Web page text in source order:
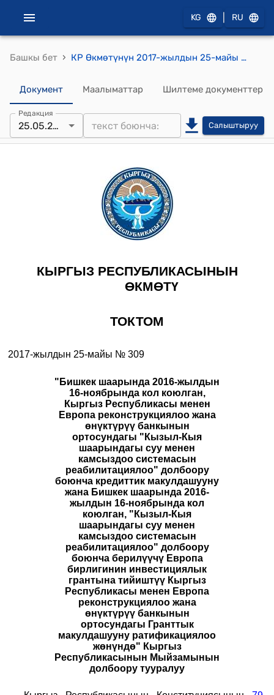
KG RU
Башкы бет › КР Өкмөтүнүн 2017-жылдын 25-майы № 309 "Бишкек шаарында 2016-жылдын 16-ноябрында кол коюлган, Кыргыз Республикасы менен Европа реконструкциялоо жана өнүктүрүү банкынын ортосундагы "Кызыл-Кыя шаарындагы суу менен камсыздоо системасын реабилитациялоо" долбоору боюнча кредиттик макулдашууну жана Бишкек шаарында 2016-жылдын 16-ноябрында кол коюлган, "Кызыл-Кыя шаарындагы суу менен камсыздоо системасын реабилитациялоо" долбоору боюнча берилүүчү Европа бирлигинин инвестициялык грантына тийиштүү Кыргыз Республикасы менен Европа реконструкциялоо жана өнүктүрүү банкынын ортосундагы Гранттык макулдашууну ратификациялоо жөнүндө" Кыргыз Республикасынын Мыйзамынын долбоору тууралуу" токтому
Документ Маалыматтар Шилтеме документтер
Редакция
25.05.2017 Салыштыруу